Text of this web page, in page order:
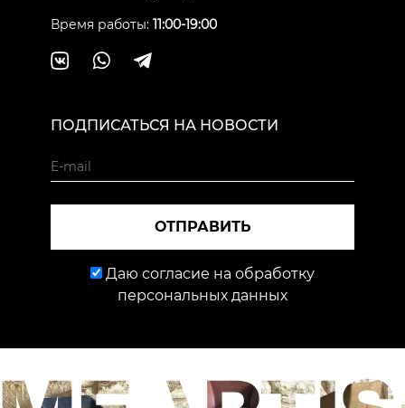
Время работы: 11:00-19:00
ПОДПИСАТЬСЯ НА НОВОСТИ
ОТПРАВИТЬ
Даю согласие на обработку
персональных данных